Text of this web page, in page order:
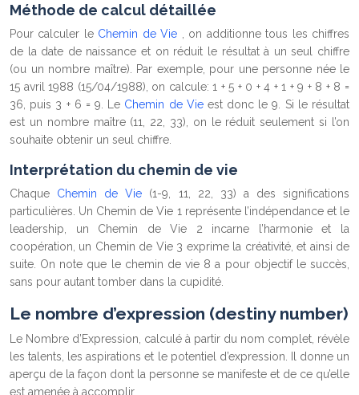
Méthode de calcul détaillée
Pour calculer le Chemin de Vie
, on additionne tous les chiffres
de la date de naissance et on réduit le résultat à un seul chiffre
(ou un nombre maître). Par exemple, pour une personne née le
15 avril 1988 (15/04/1988), on calcule: 1 + 5 + 0 + 4 + 1 + 9 + 8 + 8 =
36, puis 3 + 6 = 9. Le Chemin de Vie est donc le 9. Si le résultat
est un nombre maître (11, 22, 33), on le réduit seulement si l’on
souhaite obtenir un seul chiffre.
Interprétation du chemin de vie
Chaque Chemin de Vie (1-9, 11, 22, 33) a des significations
particulières. Un Chemin de Vie 1 représente l’indépendance et le
leadership, un Chemin de Vie 2 incarne l’harmonie et la
coopération, un Chemin de Vie 3 exprime la créativité, et ainsi de
suite. On note que le chemin de vie 8 a pour objectif le succès,
sans pour autant tomber dans la cupidité.
Le nombre d’expression (destiny number)
Le Nombre d’Expression, calculé à partir du nom complet, révèle
les talents, les aspirations et le potentiel d’expression. Il donne un
aperçu de la façon dont la personne se manifeste et de ce qu’elle
est amenée à accomplir.